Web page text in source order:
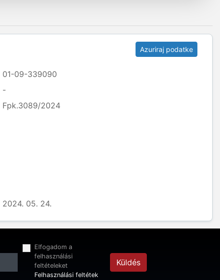
Azuriraj podatke
01-09-339090
-
Fpk.3089/2024
2024. 05. 24.
Elfogadom a
felhasználási
feltételeket
Felhasználási feltétek
Küldés